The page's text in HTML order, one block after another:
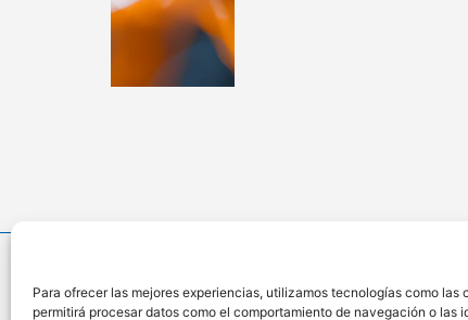
Para ofrecer las mejores experiencias, utilizamos tecnologías como
permitirá procesar datos como el comportamiento de navegación o